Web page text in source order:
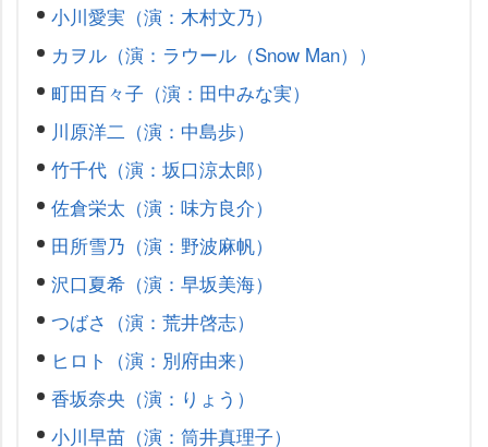
小川愛実（演：木村文乃）
カヲル（演：ラウール（Snow Man））
町田百々子（演：田中みな実）
川原洋二（演：中島歩）
竹千代（演：坂口涼太郎）
佐倉栄太（演：味方良介）
田所雪乃（演：野波麻帆）
沢口夏希（演：早坂美海）
つばさ（演：荒井啓志）
ヒロト（演：別府由来）
香坂奈央（演：りょう）
小川早苗（演：筒井真理子）